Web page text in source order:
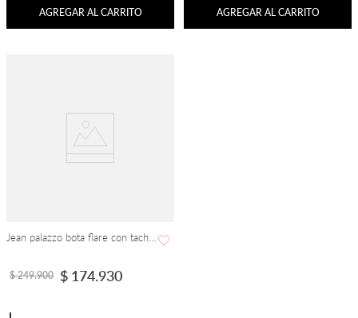
AGREGAR AL CARRITO AGREGAR AL CARRITO
$ 249.900 $ 174.930